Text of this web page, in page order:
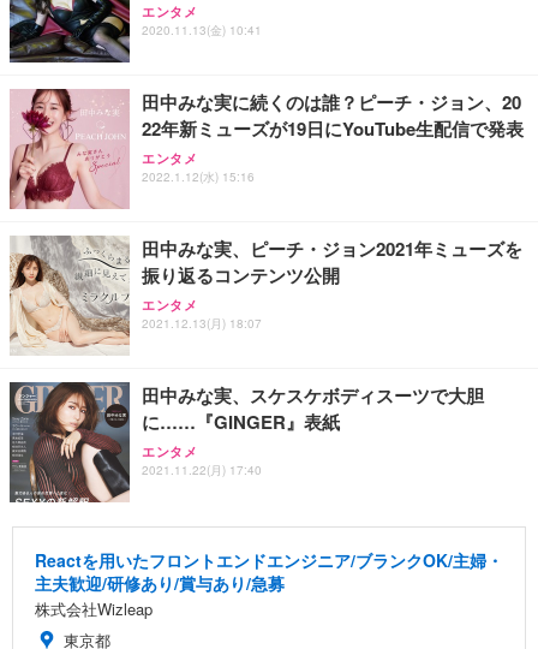
エンタメ
2020.11.13(金) 10:41
田中みな実に続くのは誰？ピーチ・ジョン、20
22年新ミューズが19日にYouTube生配信で発表
エンタメ
2022.1.12(水) 15:16
田中みな実、ピーチ・ジョン2021年ミューズを
振り返るコンテンツ公開
エンタメ
2021.12.13(月) 18:07
田中みな実、スケスケボディスーツで大胆
に……『GINGER』表紙
エンタメ
2021.11.22(月) 17:40
Reactを用いたフロントエンドエンジニア/ブランクOK/主婦・
主夫歓迎/研修あり/賞与あり/急募
株式会社Wizleap
東京都